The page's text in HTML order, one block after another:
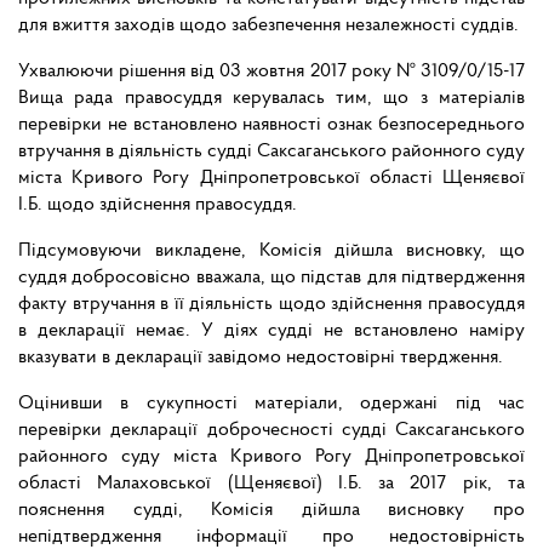
для вжиття заходів щодо забезпечення незалежності суддів.
Ухвалюючи рішення від 03 жовтня 2017 року № 3109/0/15-17
Вища рада правосуддя керувалась тим, що з матеріалів
перевірки не встановлено наявності ознак безпосереднього
втручання в діяльність судді Саксаганського районного суду
міста Кривого Рогу Дніпропетровської області Щеняєвої
І.Б. щодо здійснення правосуддя.
Підсумовуючи викладене, Комісія дійшла висновку, що
суддя добросовісно вважала, що підстав для підтвердження
факту втручання в її діяльність щодо здійснення правосуддя
в декларації немає. У діях судді не встановлено наміру
вказувати в декларації завідомо недостовірні твердження.
Оцінивши в сукупності матеріали, одержані під час
перевірки декларації доброчесності судді Саксаганського
районного суду міста Кривого Рогу Дніпропетровської
області Малаховської (Щеняєвої) І.Б. за 2017 рік, та
пояснення судді, Комісія дійшла висновку про
непідтвердження інформації про недостовірність